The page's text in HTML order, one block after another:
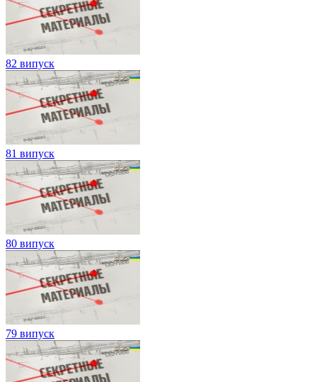
82 випуск
81 випуск
80 випуск
79 випуск